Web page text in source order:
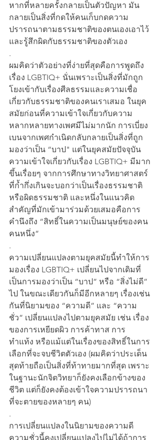
หากที่หลายครั้งกลายเป็นตัวปัญหา มัน
กลายเป็นสิ่งที่กดให้คนเก็บกดความ
ปรารถนาตามธรรมชาติของตนเองเอาไว้
และรู้สึกผิดกับธรรมชาติของตัวเอง
.
ผมคิดว่าตัวอย่างที่ง่ายที่สุดคือการพูดถึง
เรื่อง LGBTIQ+ นั่นเพราะเป็นสิ่งที่มักถูก
โยงเข้ากับเรื่องศีลธรรมและความเชื่อ
เกี่ยวกับธรรมชาติของคนเราเสมอ ในยุค
สมัยก่อนที่ความเข้าใจเกี่ยวกับความ
หลากหลายทางเพศมีไม่มากนัก การเบี่ยง
เบนจากเพศกำเนิดกลับกลายเป็นสิ่งที่ถูก
มองว่าเป็น “บาป" แต่ในยุคสมัยปัจจุบัน
ความเข้าใจเกี่ยวกับเรื่อง LGBTIQ+ มีมาก
ขึ้นเรื่อยๆ จากการศึกษาทางวิทยาศาสตร์
ที่ก้ำกึ่งเกินจะบอกว่าเป็นเรื่องธรรมชาติ
หรือผิดธรรมชาติ และหนึ่งในแนวคิด
สำคัญที่มักเข้ามาร่วมด้วยเสมอคือการ
คำนึงถึง “สิทธิ์ในความเป็นมนุษย์ของคน
คนหนึ่ง”
.
ความเปลี่ยนแปลงตามยุคสมัยนี้ทำให้การ
มองเรื่อง LGBTIQ+ เปลี่ยนไปจากเดิมที่
เป็นการมองว่าเป็น “บาป” หรือ “สิ่งไม่ดี”
ไป ในขณะเดียวกันก็มีอีกหลายๆ เรื่องเช่น
กันที่นิยามของ “ความดี” และ “ความ
ชั่ว” เปลี่ยนแปลงไปตามยุคสมัย เช่น เรื่อง
ของการเหยียดผิว การค้าทาส การ
ทำแท้ง หรือแม้แต่ในเรื่องของสิทธิ์ในการ
เลือกที่จะจบชีวิตตัวเอง (ผมคิดว่าประเด็น
สุดท้ายถือเป็นสิ่งที่ท้าทายมากที่สุด เพราะ
ในฐานะนักจิตวิทยาก็ยังคงเลือกข้างของ
ชีวิต แต่ก็ยังคงต้องเข้าใจความปรารถนา
ที่จะตายของหลายๆ คน)
.
การเปลี่ยนแปลงในนิยามของความดี
ความชั่วนี้คงเปลี่ยนแปลงไปไม่ได้ถ้าการ